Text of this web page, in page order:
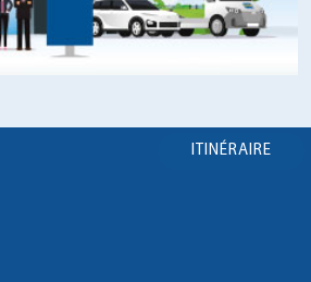
ITINÉRAIRE